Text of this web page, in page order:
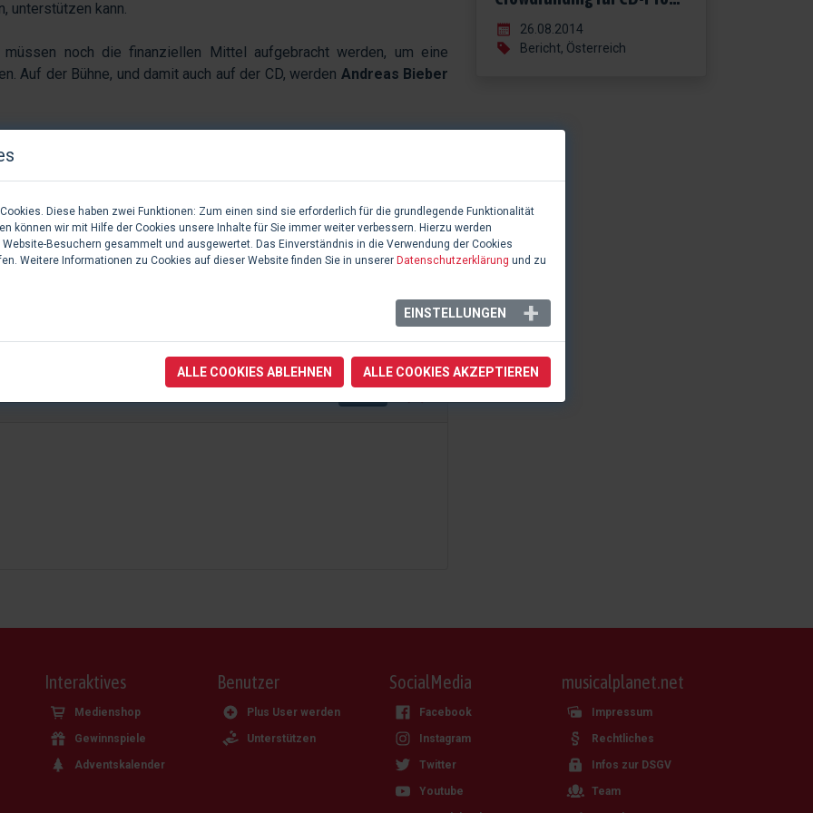
unterstützen kann.
noch die finanziellen Mittel aufgebracht werden, um eine
Auf der Bühne, und damit auch auf der CD, werden Andreas Bieber
Vereinen, die auch einen großen künstlerischen Beitrag zur
so können Sie dies
Risiko und es wäre doch zu schade, wenn nur große
in Form von professionellen Audioaufnahmen, präsentieren
derShowseite zu DIE GESCHICHTE MEINES LEBENS
26.08.2014
Bericht, Österreich
Interaktives
Medienshop
Gewinnspiele
Adventskalender
Benutzer
Plus User werden
Unterstützen
SocialMedia
Facebook
Instagram
Twitter
Youtube
musicalplanet.net
Impressum
Rechtliches
Infos zur DSGV
Team
Diese haben zwei Funktionen: Zum einen sind sie erforderlich für die grundlegende Funktionalität
können wir mit Hilfe der Cookies unsere Inhalte für Sie immer weiter verbessern. Hierzu werden
Besuchern gesammelt und ausgewertet. Das Einverständnis in die Verwendung der Cookies
Weitere Informationen zu Cookies auf dieser Website finden Sie in unserer Datenschutzerklärung und zu
EINSTELLUNGEN
ALLE COOKIES ABLEHNEN ALLE COOKIES AKZEPTIEREN